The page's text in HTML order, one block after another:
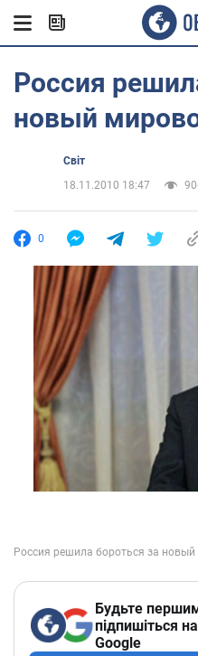
Россия
новый
Світ
18.11.2010 18:47
0
Будьте
підпишіться
Google